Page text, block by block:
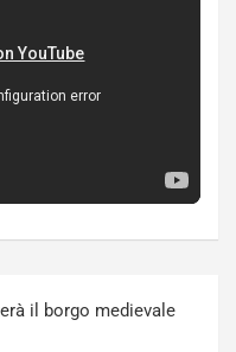
il borgo medievale